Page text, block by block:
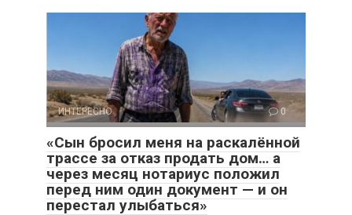
ИНТЕРЕСНО 0
«Сын бросил меня на раскалённой
трассе за отказ продать дом… а
через месяц нотариус положил
перед ним один документ — и он
перестал улыбаться»